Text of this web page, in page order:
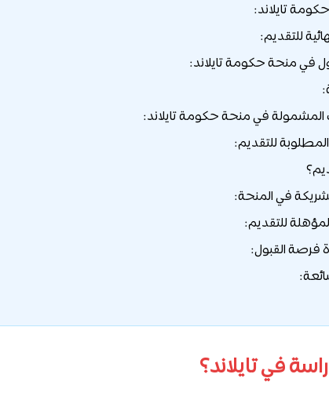
تايلاند:
للتقديم:
في منحة حكومة تايلاند:
في منحة حكومة تايلاند:
للتقديم:
في المنحة:
للتقديم:
فرصة القبول:
في تايلاند؟